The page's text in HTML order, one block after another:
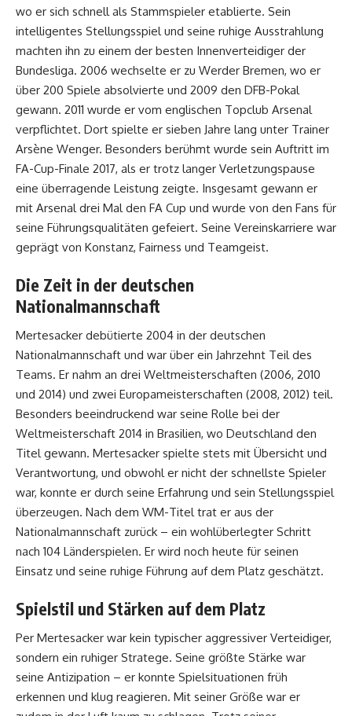
wo er sich schnell als Stammspieler etablierte. Sein
intelligentes Stellungsspiel und seine ruhige Ausstrahlung
machten ihn zu einem der besten Innenverteidiger der
Bundesliga. 2006 wechselte er zu Werder Bremen, wo er
über 200 Spiele absolvierte und 2009 den DFB-Pokal
gewann. 2011 wurde er vom englischen Topclub Arsenal
verpflichtet. Dort spielte er sieben Jahre lang unter Trainer
Arsène Wenger. Besonders berühmt wurde sein Auftritt im
FA-Cup-Finale 2017, als er trotz langer Verletzungspause
eine überragende Leistung zeigte. Insgesamt gewann er
mit Arsenal drei Mal den FA Cup und wurde von den Fans für
seine Führungsqualitäten gefeiert. Seine Vereinskarriere war
geprägt von Konstanz, Fairness und Teamgeist.
Die Zeit in der deutschen
Nationalmannschaft
Mertesacker debütierte 2004 in der deutschen
Nationalmannschaft und war über ein Jahrzehnt Teil des
Teams. Er nahm an drei Weltmeisterschaften (2006, 2010
und 2014) und zwei Europameisterschaften (2008, 2012) teil.
Besonders beeindruckend war seine Rolle bei der
Weltmeisterschaft 2014 in Brasilien, wo Deutschland den
Titel gewann. Mertesacker spielte stets mit Übersicht und
Verantwortung, und obwohl er nicht der schnellste Spieler
war, konnte er durch seine Erfahrung und sein Stellungsspiel
überzeugen. Nach dem WM-Titel trat er aus der
Nationalmannschaft zurück – ein wohlüberlegter Schritt
nach 104 Länderspielen. Er wird noch heute für seinen
Einsatz und seine ruhige Führung auf dem Platz geschätzt.
Spielstil und Stärken auf dem Platz
Per Mertesacker war kein typischer aggressiver Verteidiger,
sondern ein ruhiger Stratege. Seine größte Stärke war
seine Antizipation – er konnte Spielsituationen früh
erkennen und klug reagieren. Mit seiner Größe war er